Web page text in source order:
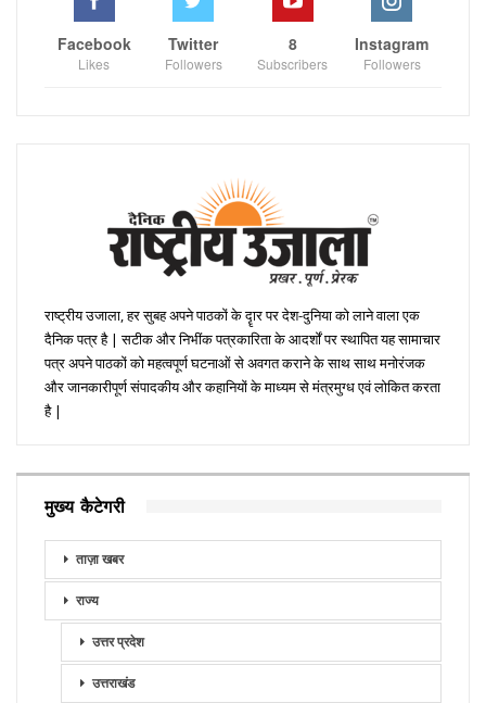
Facebook
Likes
Twitter
Followers
8
Subscribers
Instagram
Followers
राष्ट्रीय उजाला, हर सुबह अपने पाठकों के दॄार पर देश-दुनिया को लाने वाला एक
दैनिक पत्र है | सटीक और निभींक पत्रकारिता के आदर्शों पर स्थापित यह सामाचार
पत्र अपने पाठकों को महत्वपूर्ण घटनाओं से अवगत कराने के साथ साथ मनोरंजक
और जानकारीपूर्ण संपादकीय और कहानियों के माध्यम से मंत्रमुग्ध एवं लोकित करता
है |
मुख्य कैटेगरी
ताज़ा खबर
राज्य
उत्तर प्रदेश
उत्तराखंड